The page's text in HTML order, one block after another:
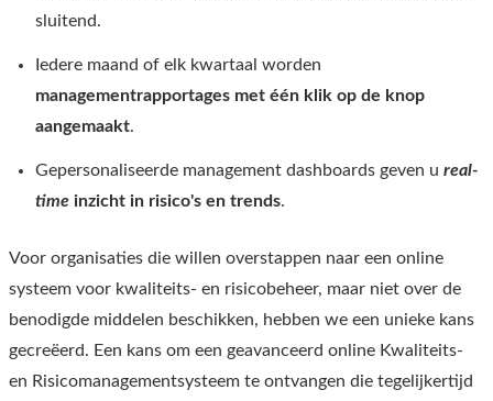
sluitend.
Iedere maand of elk kwartaal worden
managementrapportages met één klik op de knop
aangemaakt.
Gepersonaliseerde management dashboards geven u real-
time inzicht in risico's en trends.
Voor organisaties die willen overstappen naar een online
systeem voor kwaliteits- en risicobeheer, maar niet over de
benodigde middelen beschikken, hebben we een unieke kans
gecreëerd. Een kans om een geavanceerd online Kwaliteits-
en Risicomanagementsysteem te ontvangen die tegelijkertijd